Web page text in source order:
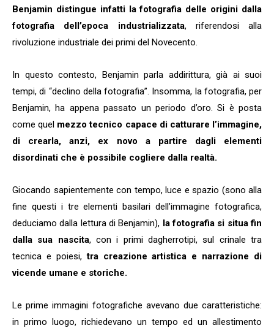
Benjamin distingue infatti la fotografia delle origini dalla
fotografia dell’epoca industrializzata, riferendosi alla
rivoluzione industriale dei primi del Novecento.
In questo contesto, Benjamin parla addirittura, già ai suoi
tempi, di “declino della fotografia”. Insomma, la fotografia, per
Benjamin, ha appena passato un periodo d’oro. Si è posta
come quel mezzo tecnico capace di catturare l’immagine,
di crearla, anzi, ex novo a partire dagli elementi
disordinati che è possibile cogliere dalla realtà.
Giocando sapientemente con tempo, luce e spazio (sono alla
fine questi i tre elementi basilari dell’immagine fotografica,
deduciamo dalla lettura di Benjamin), la fotografia si situa fin
dalla sua nascita, con i primi dagherrotipi, sul crinale tra
tecnica e poiesi,tra creazione artistica e narrazione di
vicende umane e storiche.
Le prime immagini fotografiche avevano due caratteristiche:
in primo luogo, richiedevano un tempo ed un allestimento